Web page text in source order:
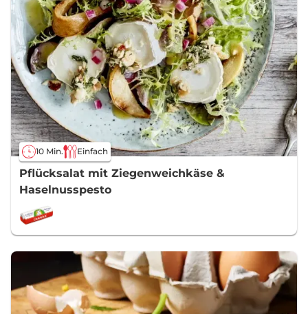
10 Min. Einfach
Pflücksalat mit Ziegenweichkäse &
Haselnusspesto